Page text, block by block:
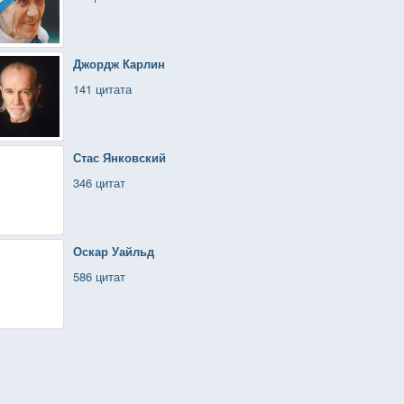
Джордж Карлин
141 цитата
Стас Янковский
346 цитат
Оскар Уайльд
586 цитат